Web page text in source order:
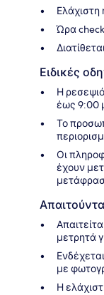
Ελάχιστη
Ώρα
Ειδικές
Η
έως 9:00
Το
Οι
έχουν
μετρητά
με
Η